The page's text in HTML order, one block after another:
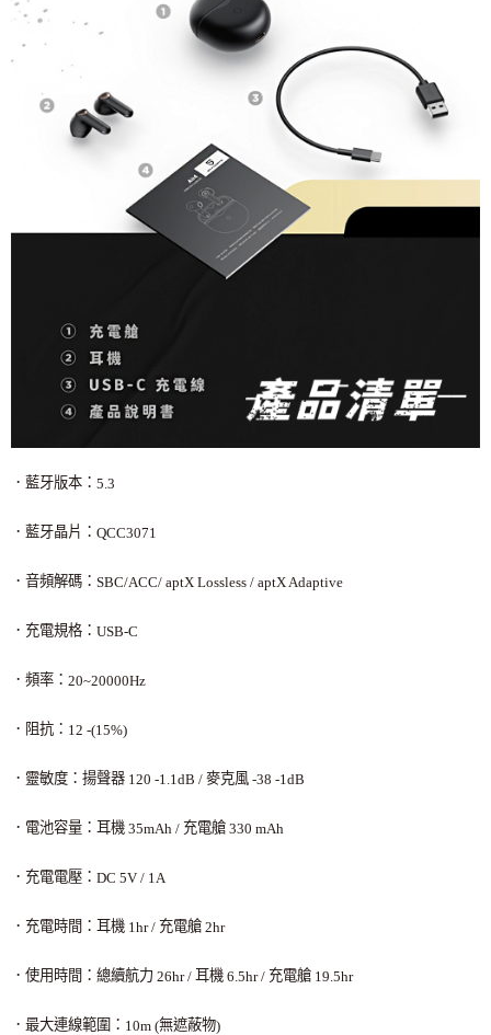
．藍牙版本： 5.3
．藍牙晶片： QCC3071
．音頻解碼： SBC/ACC/ aptX Lossless / aptX Adaptive
．充電規格： USB-C
．頻率： 20~20000Hz
．阻抗： 12 -(15%)
．靈敏度：揚聲器 120 -1.1dB / 麥克風 -38 -1dB
．電池容量：耳機 35mAh / 充電艙 330 mAh
．充電電壓： DC 5V / 1A
．充電時間：耳機 1hr / 充電艙 2hr
．使用時間：總續航力 26hr / 耳機 6.5hr / 充電艙 19.5hr
．最大連線範圍： 10m (無遮蔽物)